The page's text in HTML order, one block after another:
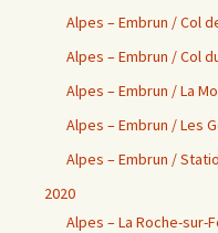
Alpes – Embrun / Col
Alpes – Embrun / Col
Alpes – Embrun / La
Alpes – Embrun / Les
Alpes – Embrun /
2020
Alpes – La Roche-sur-